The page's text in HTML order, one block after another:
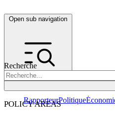
Open sub navigation
Recherche
POLICY AREAS
RapporteurPolitique